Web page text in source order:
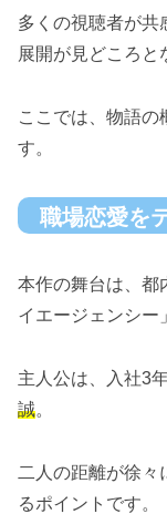
多くの視聴者が共
展開が見どころと
ここでは、物語の
す。
職場恋愛を
本作の舞台は、都
イエージェンシー
主人公は、入社3
誠。
二人の距離が徐々
るポイントです。